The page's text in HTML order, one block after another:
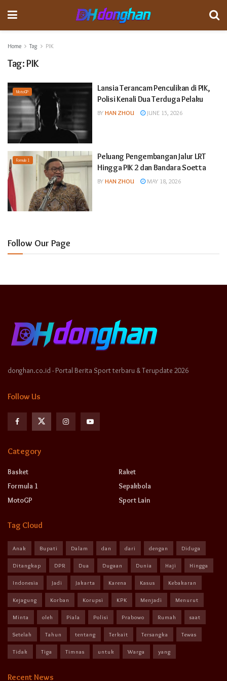
Home Tag PIK
Tag:PIK
MotoGP
Lansia Terancam Penculikan di PIK,
Polisi Kenali Dua Terduga Pelaku
BY HAN ZHOU JUNE 15, 2026
Formula 1
Peluang Pengembangan Jalur LRT
Hingga PIK 2 dan Bandara Soetta
BY HAN ZHOU MAY 18, 2026
Follow Our Page
donghan.co.id - Portal Berita Sport terbaru & Terupdate 2026
Follow Us
Category
Basket
Formula 1
MotoGP
Raket
Sepakbola
Sport Lain
Tag Cloud
Anak Bupati Dalam dan dari dengan Diduga
Ditangkap DPR Dua Dugaan Dunia Haji Hingga
Indonesia Jadi Jakarta Karena Kasus Kebakaran
Kejagung Korban Korupsi KPK Menjadi Menurut
Minta oleh Piala Polisi Prabowo Rumah saat
Setelah Tahun tentang Terkait Tersangka Tewas
Tidak Tiga Timnas untuk Warga yang
Recent News